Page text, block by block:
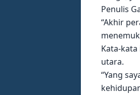
Penulis
“Akhir
Kata-
utara.
“Yang